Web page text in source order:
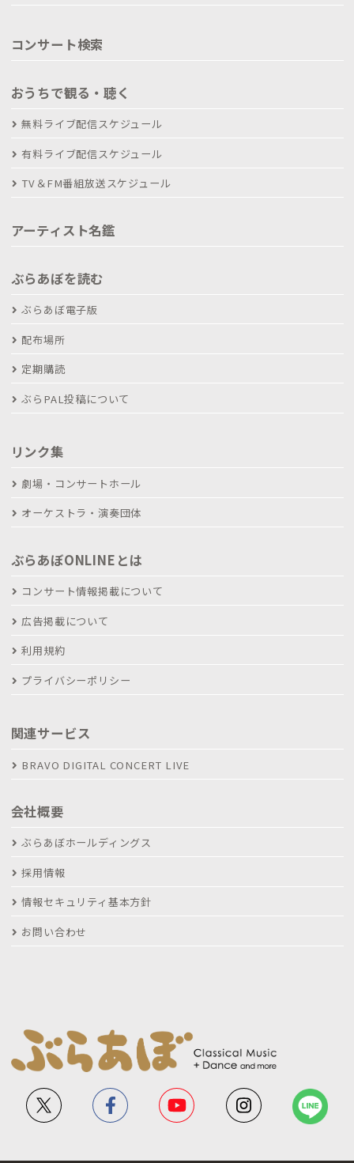
コンサート検索
おうちで観る・聴く
無料ライブ配信スケジュール
有料ライブ配信スケジュール
TV＆FM番組放送スケジュール
アーティスト名鑑
ぶらあぼを読む
ぶらあぼ電子版
配布場所
定期購読
ぶらPAL投稿について
リンク集
劇場・コンサートホール
オーケストラ・演奏団体
ぶらあぼONLINEとは
コンサート情報掲載について
広告掲載について
利用規約
プライバシーポリシー
関連サービス
BRAVO DIGITAL CONCERT LIVE
会社概要
ぶらあぼホールディングス
採用情報
情報セキュリティ基本方針
お問い合わせ